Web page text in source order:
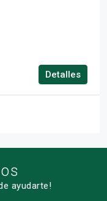
Detalles
ayudarte!